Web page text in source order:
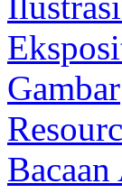
Gambar